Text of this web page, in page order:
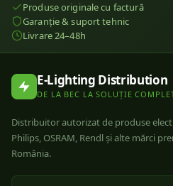
Produse originale cu factură
Garanție & suport tehnic
Livrare 24–48h
E-Lighting Distribution
DE LA BEC LA SOLUȚIE
Distribuitor autorizat de produse
Philips, OSRAM, Rendl și alte mărci
România.